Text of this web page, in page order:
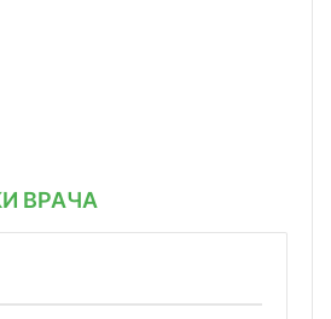
ВРАЧА